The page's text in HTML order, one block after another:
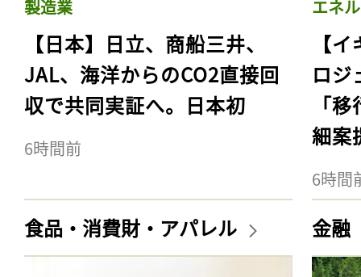
製造業
【日本】日立、商船三井、
JAL、海洋からのCO2直接回
収で共同実証へ。日本初
6時間前
エネ
【
ロジ
「
細案
6時間
食品・消費財・アパレル 金融